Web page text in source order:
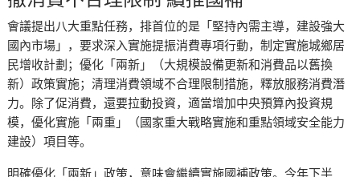
會議提出八大重點任務，排首位的是「堅持內需主導，建設強大
國內市場」，要求深入實施提振消費專項行動，制定實施城鄉居
民增收計劃；優化「兩新」（大規模設備更新和消費品以舊換
新）政策實施；清理消費領域不合理限制措施，釋放服務消費潛
力。除了促消費，還要拉動投資，適當增加中央預算內投資規
模，優化實施「兩重」（國家重大戰略實施和重點領域安全能力
建設）項目等。
明確優化「兩新」政策，意味會繼續實施國補政策。今年下半